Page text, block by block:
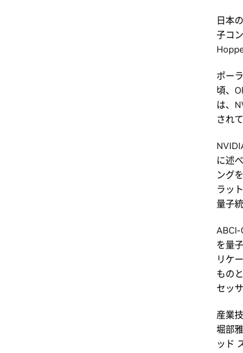
日本
子コ
ポー
頃、
は、
され
に述
ング
ラッ
量子
ABCI-
を量
リケ
もの
セッ
産業
堀部
ッド